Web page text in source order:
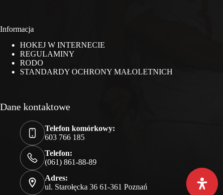
Informacja
HOKEJ W INTERNECIE
REGULAMINY
RODO
STANDARDY OCHRONY MAŁOLETNICH
Dane kontaktowe
Telefon komórkowy:
603 766 185
Telefon:
(061) 861-88-89
Adres:
ul. Starołęcka 36 61-361 Poznań